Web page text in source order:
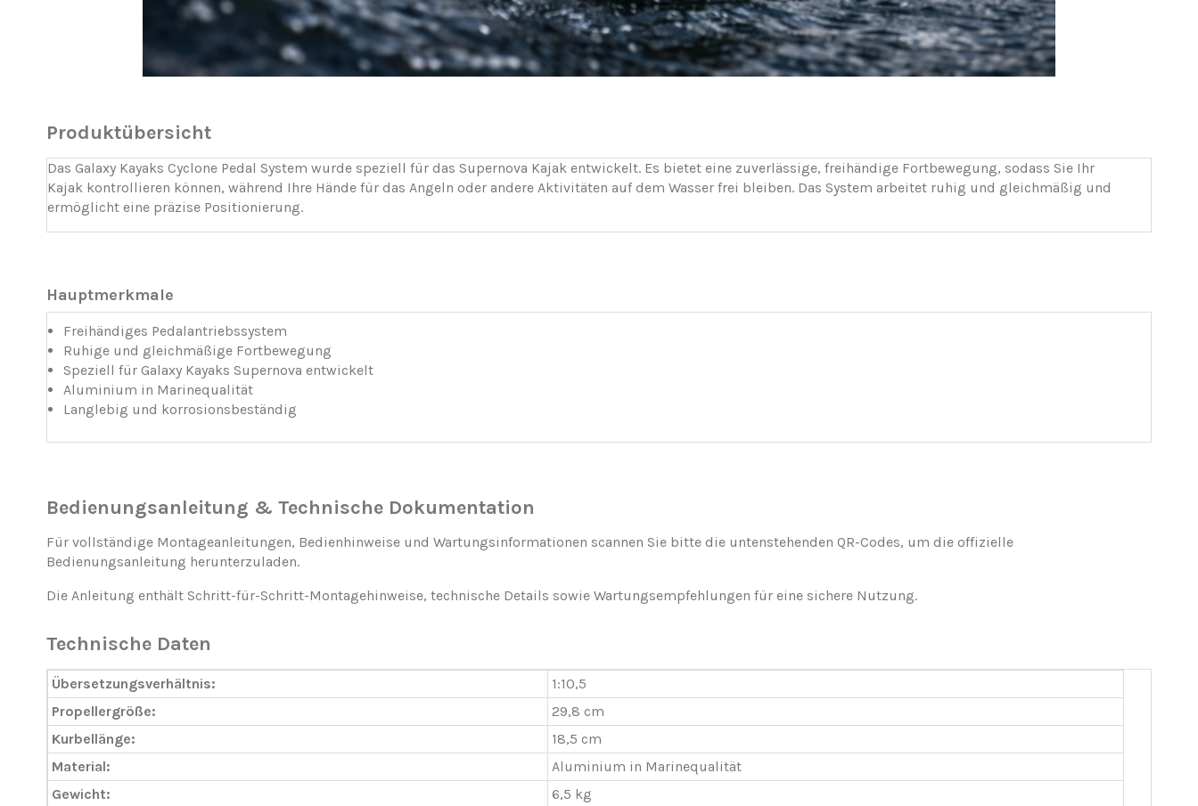
Produktübersicht
Das Galaxy Kayaks Cyclone Pedal System wurde speziell für das Supernova Kajak entwickelt. Es bietet eine zuverlässige, freihändige Fortbewegung, sodass Sie Ihr
Kajak kontrollieren können, während Ihre Hände für das Angeln oder andere Aktivitäten auf dem Wasser frei bleiben. Das System arbeitet ruhig und gleichmäßig und
ermöglicht eine präzise Positionierung.
Hauptmerkmale
Freihändiges Pedalantriebssystem
Ruhige und gleichmäßige Fortbewegung
Speziell für Galaxy Kayaks Supernova entwickelt
Aluminium in Marinequalität
Langlebig und korrosionsbeständig
Bedienungsanleitung & Technische Dokumentation
Für vollständige Montageanleitungen, Bedienhinweise und Wartungsinformationen scannen Sie bitte die untenstehenden QR-Codes, um die offizielle
Bedienungsanleitung herunterzuladen.
Die Anleitung enthält Schritt-für-Schritt-Montagehinweise, technische Details sowie Wartungsempfehlungen für eine sichere Nutzung.
Technische Daten
Übersetzungsverhältnis:
1:10,5
Propellergröße:
29,8 cm
Kurbellänge:
18,5 cm
Material:
Aluminium in Marinequalität
Gewicht:
6,5 kg